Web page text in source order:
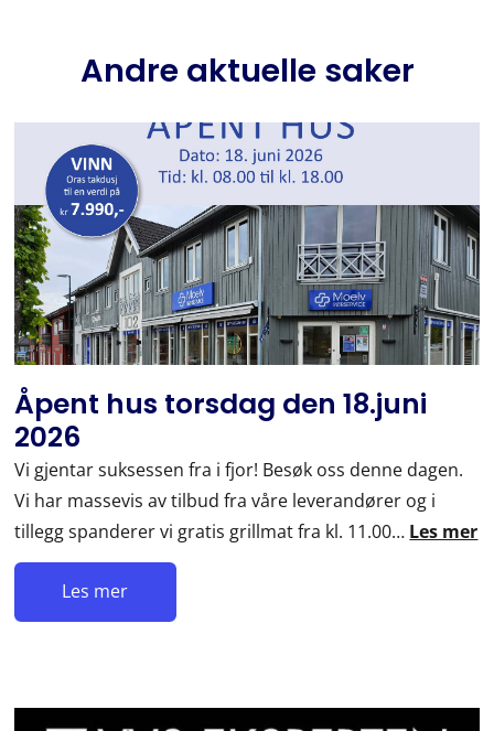
Andre aktuelle saker
Åpent hus torsdag den 18.juni
2026
Vi gjentar suksessen fra i fjor! Besøk oss denne dagen.
Vi har massevis av tilbud fra våre leverandører og i
tillegg spanderer vi gratis grillmat fra kl. 11.00… Les mer
Les mer